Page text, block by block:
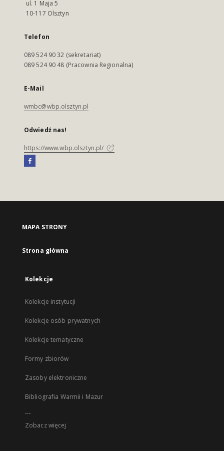
ul. 1 Maja 5
10-117 Olsztyn
Telefon
089 524 90 32 (sekretariat)
089 524 90 48 (Pracownia Regionalna)
E-Mail
wmbc@wbp.olsztyn.pl
Odwiedź nas!
https://www.wbp.olsztyn.pl/
MAPA STRONY
Strona główna
Kolekcje
Kolekcje instytucji
Kolekcje osób prywatnych
Kolekcje tematyczne
Formy zbiorów
Zasoby elektroniczne
Bibliografia Warmii i Mazur
...
Zobacz więcej